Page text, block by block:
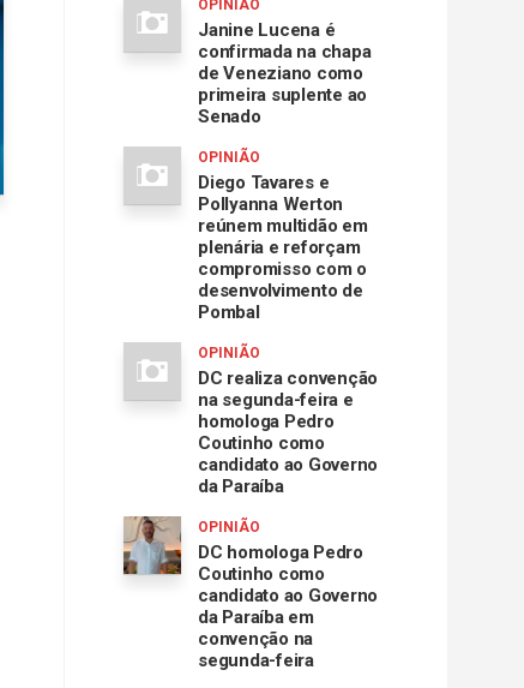
OPINIÃO
Janine Lucena é
confirmada na chapa
de Veneziano como
primeira suplente ao
Senado
OPINIÃO
Diego Tavares e
Pollyanna Werton
reúnem multidão em
plenária e reforçam
compromisso com o
desenvolvimento de
Pombal
OPINIÃO
DC realiza convenção
na segunda-feira e
homologa Pedro
Coutinho como
candidato ao Governo
da Paraíba
OPINIÃO
DC homologa Pedro
Coutinho como
candidato ao Governo
da Paraíba em
convenção na
segunda-feira